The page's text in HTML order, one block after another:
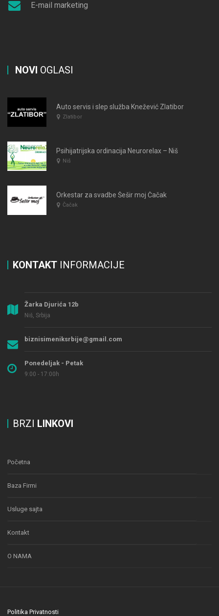
E-mail marketing
NOVI OGLASI
Auto servis i slep služba Knežević Zlatibor
Zlatibor
Psihijatrijska ordinacija Neurorelax – Niš
Niš
Orkestar za svadbe Šešir moj Čačak
Čačak
KONTAKT INFORMACIJE
Žarka Djurića 12b
Niš, Srbija
biznisimeniksrbije@gmail.com
Ponedeljak - Petak
9:00 - 17:00h
BRZI LINKOVI
Početna
Baza Firmi
Usluge sajta
Kontakt
O NAMA
Politika Privatnosti